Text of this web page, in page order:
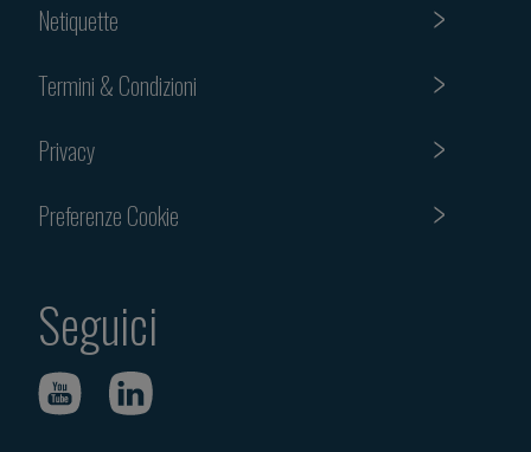
Netiquette
Termini & Condizioni
Privacy
Preferenze Cookie
Seguici